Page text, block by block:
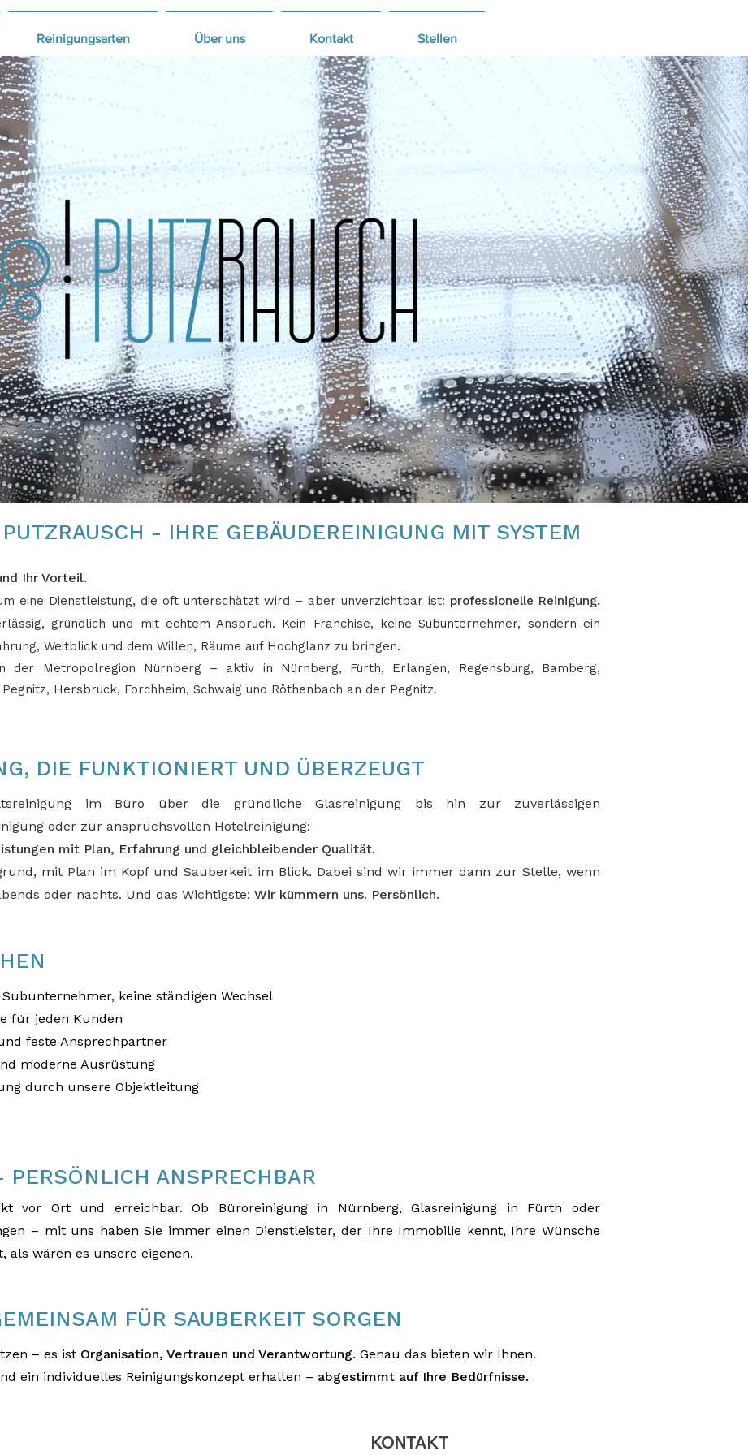
Reinigungsarten Über uns Kontakt Stellen
- IHRE GEBÄUDEREINIGUNG MIT SYSTEM
Ihr Vorteil.
eine Dienstleistung, die oft unterschätzt wird – aber unverzichtbar ist: professionelle Reinigung.
gründlich und mit echtem Anspruch. Kein Franchise, keine Subunternehmer, sondern ein
Weitblick und dem Willen, Räume auf Hochglanz zu bringen.
der Metropolregion Nürnberg – aktiv in Nürnberg, Fürth, Erlangen, Regensburg, Bamberg,
Hersbruck, Forchheim, Schwaig und Röthenbach an der Pegnitz.
DIE FUNKTIONIERT UND ÜBERZEUGT
im Büro über die gründliche Glasreinigung bis hin zur zuverlässigen
oder zur anspruchsvollen Hotelreinigung:
mit Plan, Erfahrung und gleichbleibender Qualität.
mit Plan im Kopf und Sauberkeit im Blick. Dabei sind wir immer dann zur Stelle, wenn
oder nachts. Und das Wichtigste: Wir kümmern uns. Persönlich.
keine ständigen Wechsel
für jeden Kunden
feste Ansprechpartner
moderne Ausrüstung
durch unsere Objektleitung
PERSÖNLICH ANSPRECHBAR
vor Ort und erreichbar. Ob Büroreinigung in Nürnberg, Glasreinigung in Fürth oder
– mit uns haben Sie immer einen Dienstleister, der Ihre Immobilie kennt, Ihre Wünsche
als wären es unsere eigenen.
FÜR SAUBERKEIT SORGEN
– es ist Organisation, Vertrauen und Verantwortung. Genau das bieten wir Ihnen.
ein individuelles Reinigungskonzept erhalten – abgestimmt auf Ihre Bedürfnisse.
KONTAKT